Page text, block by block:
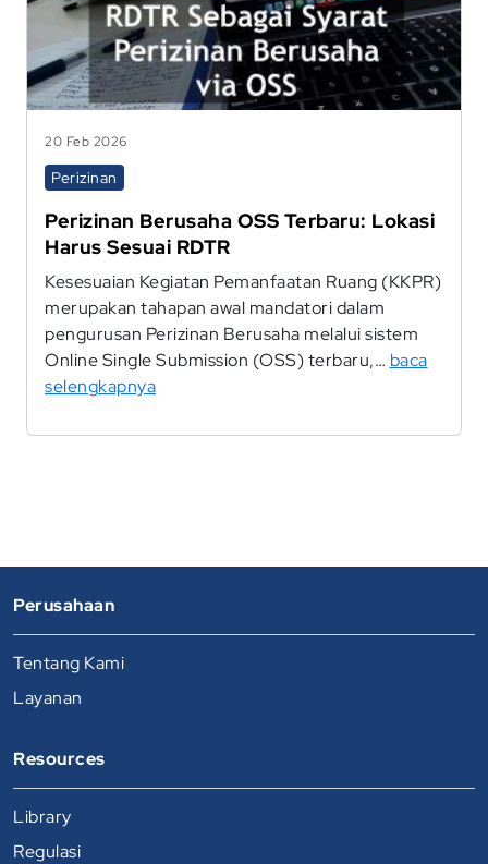
20 Feb 2026
Perizinan
Perizinan Berusaha OSS Terbaru: Lokasi
Harus Sesuai RDTR
Kesesuaian Kegiatan Pemanfaatan Ruang (KKPR)
merupakan tahapan awal mandatori dalam
pengurusan Perizinan Berusaha melalui sistem
Online Single Submission (OSS) terbaru,… baca
selengkapnya
Perusahaan
Tentang Kami
Layanan
Resources
Library
Regulasi